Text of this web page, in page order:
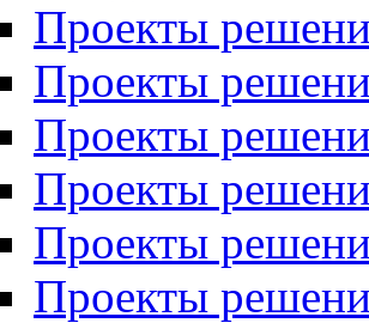
Проекты
Проекты
Проекты
Проекты
Проекты
Проекты